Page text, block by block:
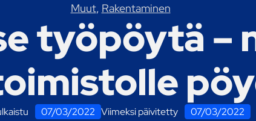
Muut, Rakentaminen
työpöytä –
07/03/2022 Viimeksi päivitetty 07/03/2022